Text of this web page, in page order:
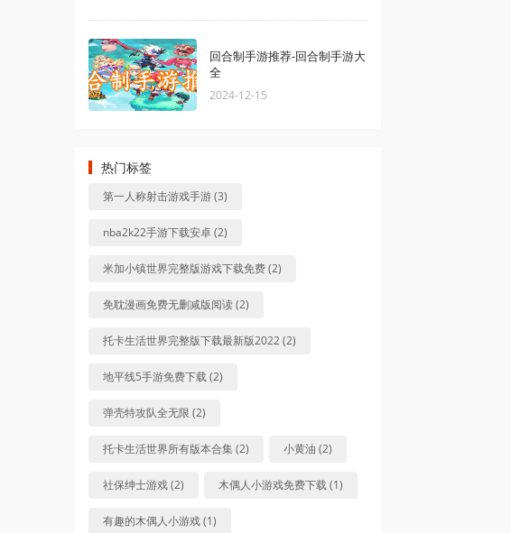
回合制手游推荐-回合制手游大
全
2024-12-15
热门标签
第一人称射击游戏手游 (3)
nba2k22手游下载安卓 (2)
米加小镇世界完整版游戏下载免费 (2)
免耽漫画免费无删减版阅读 (2)
托卡生活世界完整版下载最新版2022 (2)
地平线5手游免费下载 (2)
弹壳特攻队全无限 (2)
托卡生活世界所有版本合集 (2) 小黄油 (2)
社保绅士游戏 (2) 木偶人小游戏免费下载 (1)
有趣的木偶人小游戏 (1)